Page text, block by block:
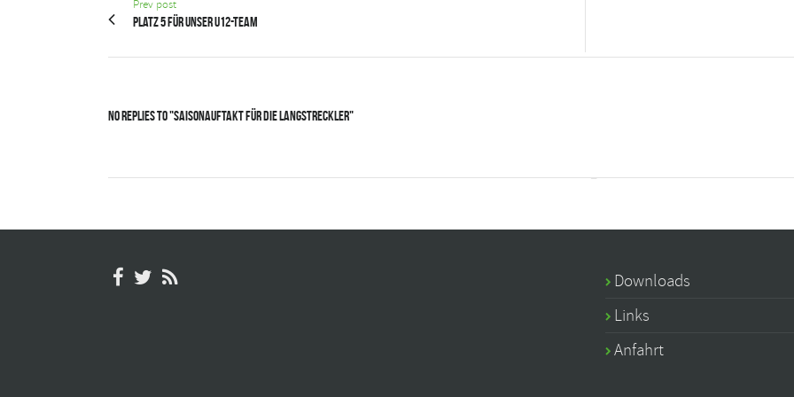
Prev post
Platz 5 für unser U12-Team
No Replies to "Saisonauftakt für die Langstreckler"
Downloads
Links
Anfahrt